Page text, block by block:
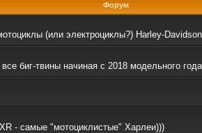
Форум
(или электроциклы?) Harley-Davidson
биг-твины начиная с 2018 модельного
- самые "мотоциклистые" Харлеи)))